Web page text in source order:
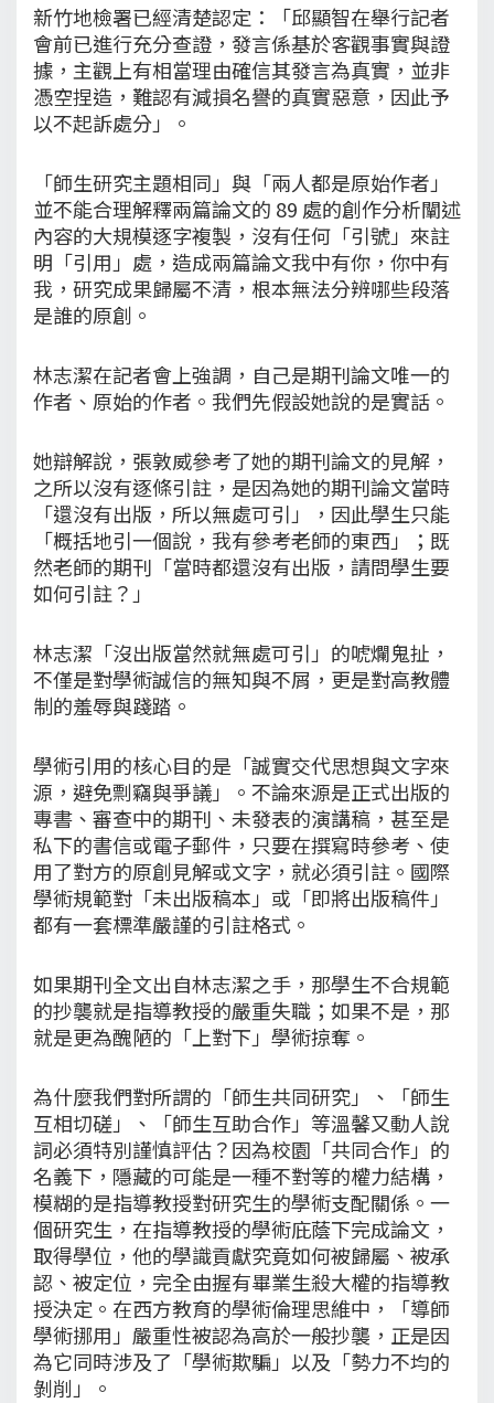
新竹地檢署已經清楚認定：「邱顯智在舉行記者
會前已進行充分查證，發言係基於客觀事實與證
據，主觀上有相當理由確信其發言為真實，並非
憑空捏造，難認有減損名譽的真實惡意，因此予
以不起訴處分」。
「師生研究主題相同」與「兩人都是原始作者」
並不能合理解釋兩篇論文的 89 處的創作分析闡述
內容的大規模逐字複製，沒有任何「引號」來註
明「引用」處，造成兩篇論文我中有你，你中有
我，研究成果歸屬不清，根本無法分辨哪些段落
是誰的原創。
林志潔在記者會上強調，自己是期刊論文唯一的
作者、原始的作者。我們先假設她說的是實話。
她辯解說，張敦威參考了她的期刊論文的見解，
之所以沒有逐條引註，是因為她的期刊論文當時
「還沒有出版，所以無處可引」，因此學生只能
「概括地引一個說，我有參考老師的東西」；既
然老師的期刊「當時都還沒有出版，請問學生要
如何引註？」
林志潔「沒出版當然就無處可引」的唬爛鬼扯，
不僅是對學術誠信的無知與不屑，更是對高教體
制的羞辱與踐踏。
學術引用的核心目的是「誠實交代思想與文字來
源，避免剽竊與爭議」。不論來源是正式出版的
專書、審查中的期刊、未發表的演講稿，甚至是
私下的書信或電子郵件，只要在撰寫時參考、使
用了對方的原創見解或文字，就必須引註。國際
學術規範對「未出版稿本」或「即將出版稿件」
都有一套標準嚴謹的引註格式。
如果期刊全文出自林志潔之手，那學生不合規範
的抄襲就是指導教授的嚴重失職；如果不是，那
就是更為醜陋的「上對下」學術掠奪。
為什麼我們對所謂的「師生共同研究」、「師生
互相切磋」、「師生互助合作」等溫馨又動人說
詞必須特別謹慎評估？因為校園「共同合作」的
名義下，隱藏的可能是一種不對等的權力結構，
模糊的是指導教授對研究生的學術支配關係。一
個研究生，在指導教授的學術庇蔭下完成論文，
取得學位，他的學識貢獻究竟如何被歸屬、被承
認、被定位，完全由握有畢業生殺大權的指導教
授決定。在西方教育的學術倫理思維中，「導師
學術挪用」嚴重性被認為高於一般抄襲，正是因
為它同時涉及了「學術欺騙」以及「勢力不均的
剝削」。